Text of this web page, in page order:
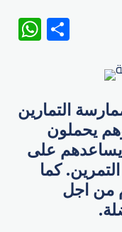
WhatsApp
التمارين
يحملون
يساعدهم على
كما
من اجل